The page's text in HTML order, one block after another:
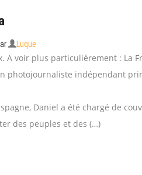
Luque
A voir plus particulièrement : La
photojournaliste indépendant
Daniel a été chargé de
des peuples et des (…)